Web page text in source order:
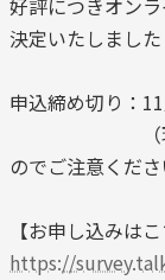
好評につきオン
決定いたしました
申込締め切り：
（現地参加
のでご注意くださ
【お申し込みはこ
https://